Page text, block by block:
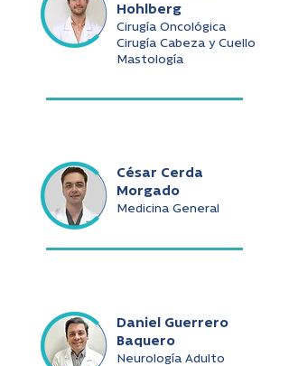
Hohlberg
Cirugía Oncológica
Cirugía Cabeza y Cuello
Mastología
César Cerda
Morgado
Medicina General
Daniel Guerrero
Baquero
Neurología Adulto